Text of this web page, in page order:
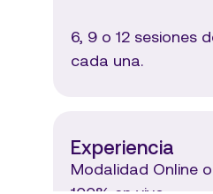
6, 9 o 12 sesiones
cada una.
Experiencia
Modalidad Online